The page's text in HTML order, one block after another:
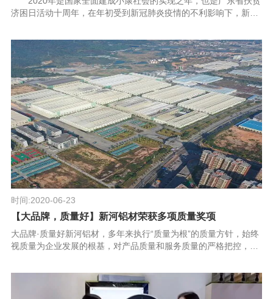
济困日活动十周年，在年初受到新冠肺炎疫情的不利影响下，新河
时间:2020-06-23
【大品牌，质量好】新河铝材荣获多项质量奖项
大品牌·质量好新河铝材，多年来执行“质量为根”的质量方针，始终
视质量为企业发展的根基，对产品质量和服务质量的严格把控，造